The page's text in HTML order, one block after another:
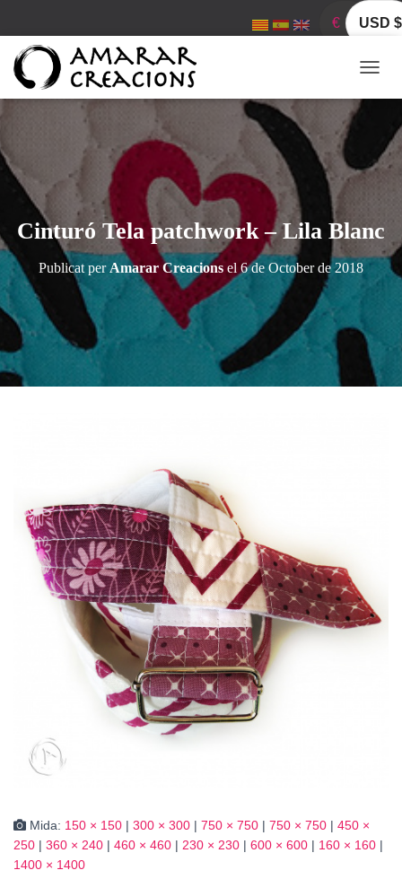
€ USD $
A
A
A
E
I
Ó
Cinturó Tela patchwork – Lila Blanc
Publicat per Amarar Creacions el 6 de October de 2018
Mida: 150 × 150 | 300 × 300 | 750 × 750 | 750 × 750 | 450 ×
250 | 360 × 240 | 460 × 460 | 230 × 230 | 600 × 600 | 160 × 160 |
1400 × 1400